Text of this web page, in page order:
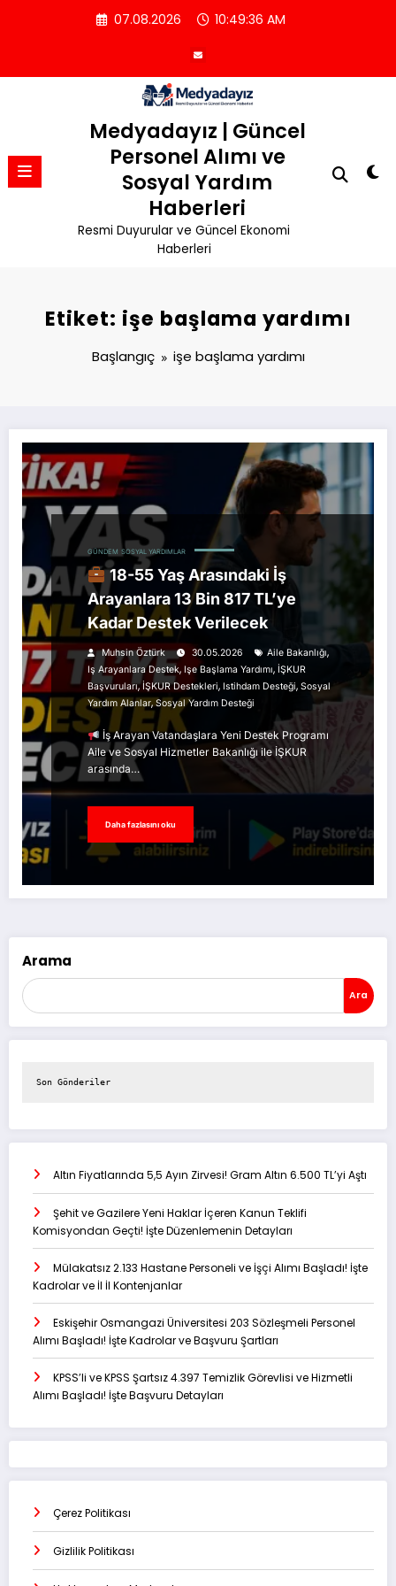
07.08.2026 10:49:37 AM
Medyadayız | Güncel
Personel Alımı ve
Sosyal Yardım
Haberleri
Resmi Duyurular ve Güncel Ekonomi
Haberleri
Etiket: işe başlama yardımı
Başlangıç işe başlama yardımı
GÜNDEM SOSYAL YARDIMLAR
18-55 Yaş Arasındaki İş
Arayanlara 13 Bin 817 TL’ye
Kadar Destek Verilecek
Muhsin Öztürk 30.05.2026 Aile Bakanlığı,
Iş Arayanlara Destek, Işe Başlama Yardımı, İŞKUR
Başvuruları,İŞKUR Destekleri, Istihdam Desteği, Sosyal
Yardım Alanlar,Sosyal Yardım Desteği
İş Arayan Vatandaşlara Yeni Destek Programı
Aile ve Sosyal Hizmetler Bakanlığı ile İŞKUR
arasında…
Daha fazlasını oku
Arama
Ara
Son Gönderiler
Altın Fiyatlarında 5,5 Ayın Zirvesi! Gram Altın 6.500 TL’yi Aştı
Şehit ve Gazilere Yeni Haklar İçeren Kanun Teklifi
Komisyondan Geçti! İşte Düzenlemenin Detayları
Mülakatsız 2.133 Hastane Personeli ve İşçi Alımı Başladı! İşte
Kadrolar ve İl İl Kontenjanlar
Eskişehir Osmangazi Üniversitesi 203 Sözleşmeli Personel
Alımı Başladı! İşte Kadrolar ve Başvuru Şartları
KPSS’li ve KPSS Şartsız 4.397 Temizlik Görevlisi ve Hizmetli
Alımı Başladı! İşte Başvuru Detayları
Çerez Politikası
Gizlilik Politikası